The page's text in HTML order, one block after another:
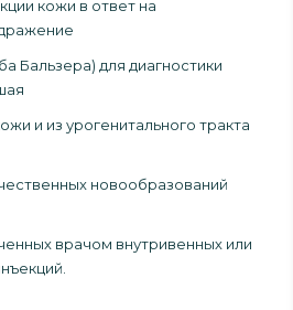
кожи в ответ на
Бальзера) для диагностики
и из урогенитального тракта
новообразований
врачом внутривенных или